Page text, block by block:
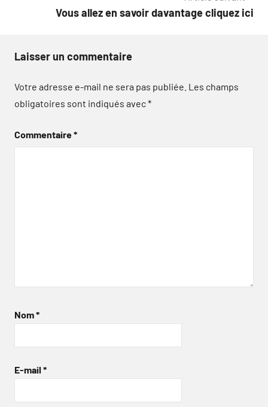
Vous allez en savoir davantage cliquez ici
Laisser un commentaire
Votre adresse e-mail ne sera pas publiée. Les champs
obligatoires sont indiqués avec*
Commentaire*
Nom*
E-mail *